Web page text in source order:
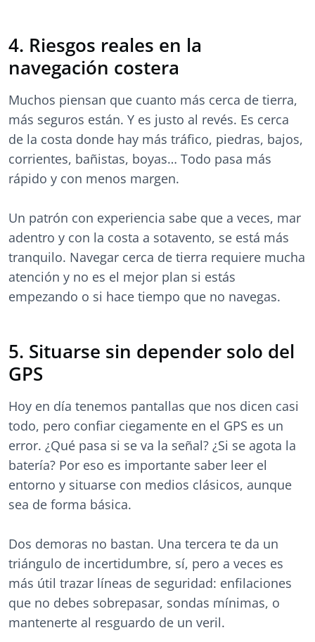
4. Riesgos reales en la
navegación costera
Muchos piensan que cuanto más cerca de tierra,
más seguros están. Y es justo al revés. Es cerca
de la costa donde hay más tráfico, piedras, bajos,
corrientes, bañistas, boyas… Todo pasa más
rápido y con menos margen.
Un patrón con experiencia sabe que a veces, mar
adentro y con la costa a sotavento, se está más
tranquilo. Navegar cerca de tierra requiere mucha
atención y no es el mejor plan si estás
empezando o si hace tiempo que no navegas.
5. Situarse sin depender solo del
GPS
Hoy en día tenemos pantallas que nos dicen casi
todo, pero confiar ciegamente en el GPS es un
error. ¿Qué pasa si se va la señal? ¿Si se agota la
batería? Por eso es importante saber leer el
entorno y situarse con medios clásicos, aunque
sea de forma básica.
Dos demoras no bastan. Una tercera te da un
triángulo de incertidumbre, sí, pero a veces es
más útil trazar líneas de seguridad: enfilaciones
que no debes sobrepasar, sondas mínimas, o
mantenerte al resguardo de un veril.